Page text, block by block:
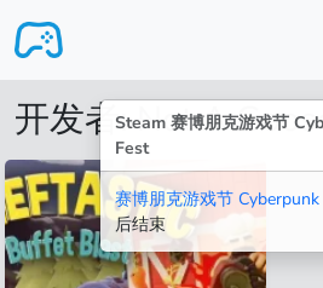
Steam 赛博朋克游戏节
Fest
赛博朋克游戏节
后结束
开发者: Not A